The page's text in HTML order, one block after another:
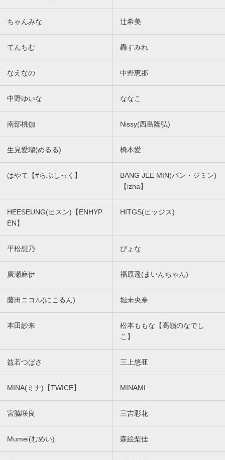
ちゃんみな 辻希美
てんちむ 轟すみれ
なえなの 中野恵那
中野ゆいな ななこ
南部桃伽 Nissy(西島隆弘)
生見愛瑠(めるる) 橋本愛
はやて【#らぶしっく】
BANG JEE MIN(バン・ジミン)
【izna】
HEESEUNG(ヒスン)【ENHYP
EN】
HITGS(ヒッジス)
平松想乃 ぴょな
廣瀬麻伊 福原遥(まいんちゃん)
藤田ニコル(にこるん) 堀未央奈
本田紗来
松本ももな【高嶺のなでし
こ】
益若つばさ 三上悠亜
MINA(ミナ)【TWICE】 MINAMI
宮脇咲良 三吉彩花
Mumei(むめい) 森絵梨佳